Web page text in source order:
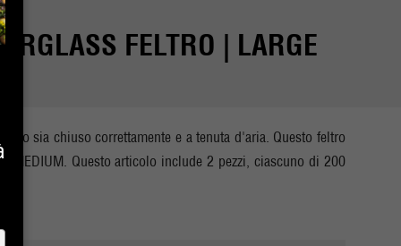
FELTRO | LARGE
sia chiuso correttamente e a tenuta d'aria. Questo feltro
MEDIUM. Questo articolo include 2 pezzi, ciascuno di 200